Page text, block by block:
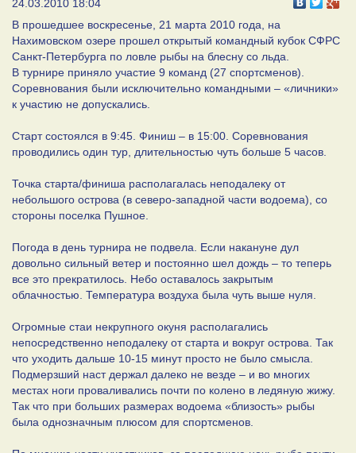
24.03.2010 18:04
В прошедшее воскресенье, 21 марта 2010 года, на
Нахимовском озере прошел открытый командный кубок СФРС
Санкт-Петербурга по ловле рыбы на блесну со льда.
В турнире приняло участие 9 команд (27 спортсменов).
Соревнования были исключительно командными – «личники»
к участию не допускались.
Старт состоялся в 9:45. Финиш – в 15:00. Соревнования
проводились один тур, длительностью чуть больше 5 часов.
Точка старта/финиша располагалась неподалеку от
небольшого острова (в северо-западной части водоема), со
стороны поселка Пушное.
Погода в день турнира не подвела. Если накануне дул
довольно сильный ветер и постоянно шел дождь – то теперь
все это прекратилось. Небо оставалось закрытым
облачностью. Температура воздуха была чуть выше нуля.
Огромные стаи некрупного окуня располагались
непосредственно неподалеку от старта и вокруг острова. Так
что уходить дальше 10-15 минут просто не было смысла.
Подмерзший наст держал далеко не везде – и во многих
местах ноги проваливались почти по колено в ледяную жижу.
Так что при больших размерах водоема «близость» рыбы
была однозначным плюсом для спортсменов.